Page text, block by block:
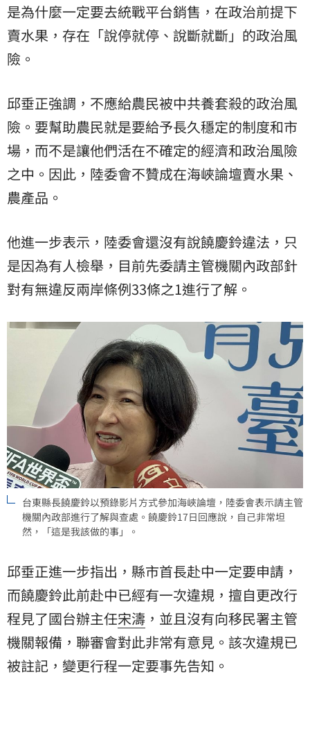
是為什麼一定要去統戰平台銷售，在政治前提下
賣水果，存在「說停就停、說斷就斷」的政治風
險。
邱垂正強調，不應給農民被中共養套殺的政治風
險。要幫助農民就是要給予長久穩定的制度和市
場，而不是讓他們活在不確定的經濟和政治風險
之中。因此，陸委會不贊成在海峽論壇賣水果、
農產品。
他進一步表示，陸委會還沒有說饒慶鈴違法，只
是因為有人檢舉，目前先委請主管機關內政部針
對有無違反兩岸條例33條之1進行了解。
台東縣長饒慶鈴以預錄影片方式參加海峽論壇，陸委會表示請主管
機關內政部進行了解與查處。饒慶鈴17日回應說，自己非常坦
然，「這是我該做的事」。
邱垂正進一步指出，縣市首長赴中一定要申請，
而饒慶鈴此前赴中已經有一次違規，擅自更改行
程見了國台辦主任宋濤 ，並且沒有向移民署主管
機關報備，聯審會對此非常有意見。該次違規已
被註記，變更行程一定要事先告知。